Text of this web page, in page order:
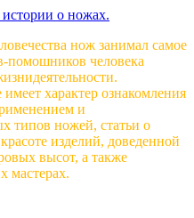
о ножах.
нож занимал самое
помошников человека
характер ознакомления
и
типов ножей, статьи о
изделий, доведенной
высот, а также
мастерах.